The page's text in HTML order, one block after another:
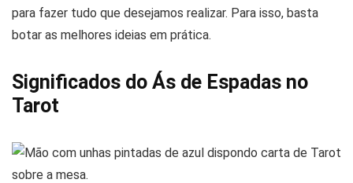
para fazer tudo que desejamos realizar. Para isso, basta
botar as melhores ideias em prática.
Significados do Ás de Espadas no
Tarot